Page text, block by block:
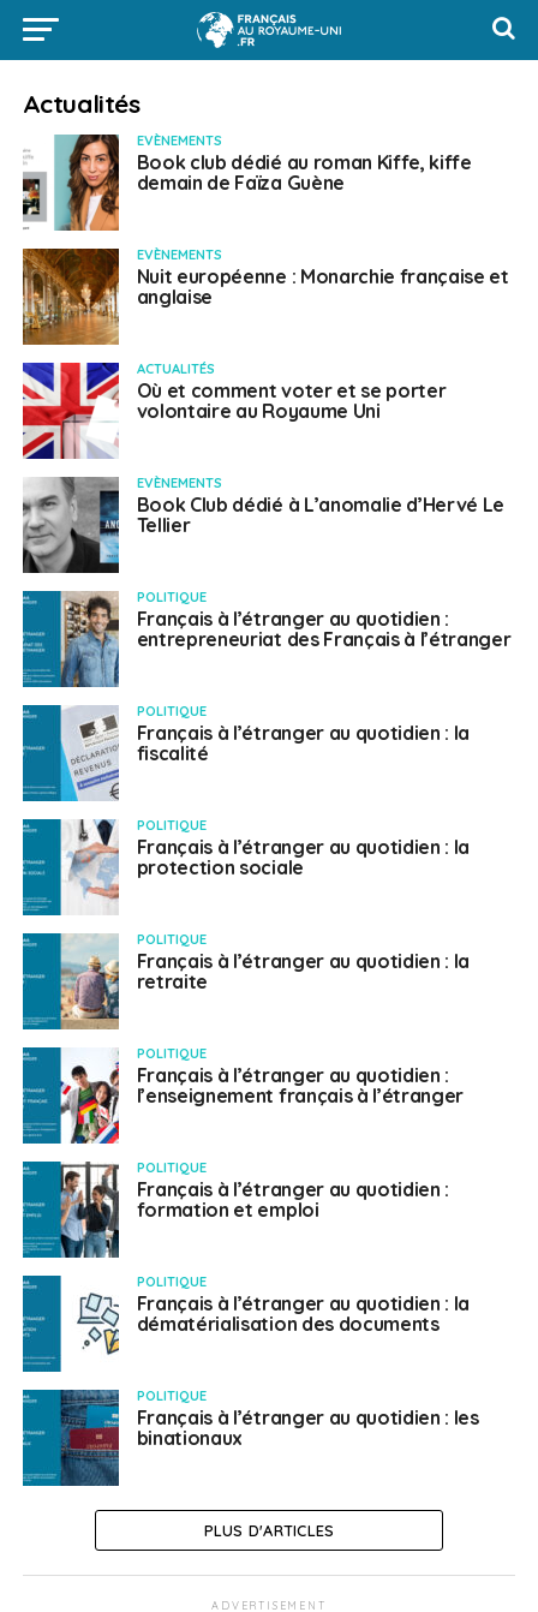
Actualités
EVÈNEMENTS
Book club dédié au roman Kiffe, kiffe
demain de Faïza Guène
EVÈNEMENTS
Nuit européenne : Monarchie française et
anglaise
ACTUALITÉS
Où et comment voter et se porter
volontaire au Royaume Uni
EVÈNEMENTS
Book Club dédié à L’anomalie d’Hervé Le
Tellier
POLITIQUE
Français à l’étranger au quotidien :
entrepreneuriat des Français à l’étranger
POLITIQUE
Français à l’étranger au quotidien : la
fiscalité
POLITIQUE
Français à l’étranger au quotidien : la
protection sociale
POLITIQUE
Français à l’étranger au quotidien : la
retraite
POLITIQUE
Français à l’étranger au quotidien :
l’enseignement français à l’étranger
POLITIQUE
Français à l’étranger au quotidien :
formation et emploi
POLITIQUE
Français à l’étranger au quotidien : la
dématérialisation des documents
POLITIQUE
Français à l’étranger au quotidien : les
binationaux
PLUS D'ARTICLES
ADVERTISEMENT